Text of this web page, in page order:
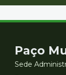
Paço
Sede